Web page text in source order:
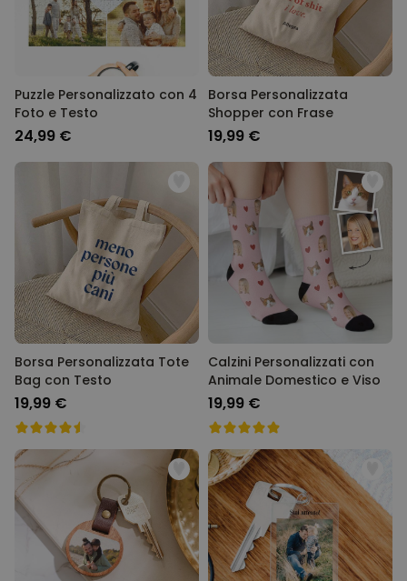
Puzzle Personalizzato con 4
Foto e Testo
24,99 €
Borsa Personalizzata
Shopper con Frase
19,99 €
Borsa Personalizzata Tote
Bag con Testo
19,99 €
Calzini Personalizzati con
Animale Domestico e Viso
19,99 €